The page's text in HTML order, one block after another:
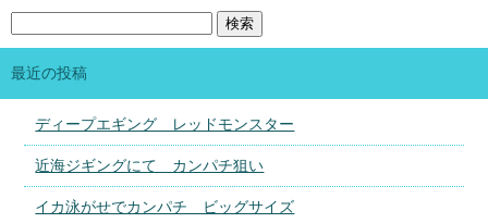
最近の投稿
ディープエギング レッドモンスター
近海ジギングにて カンパチ狙い
イカ泳がせでカンパチ ビッグサイズ